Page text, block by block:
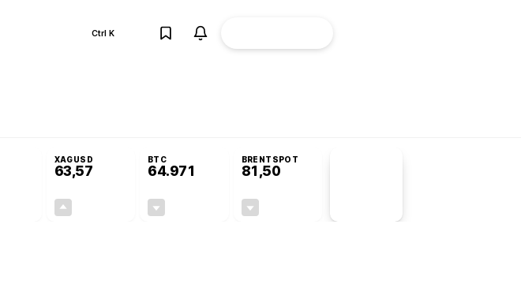
Ctrl K
XAGUSD
63,57
BTC
64.971
BRENTSPOT
81,50